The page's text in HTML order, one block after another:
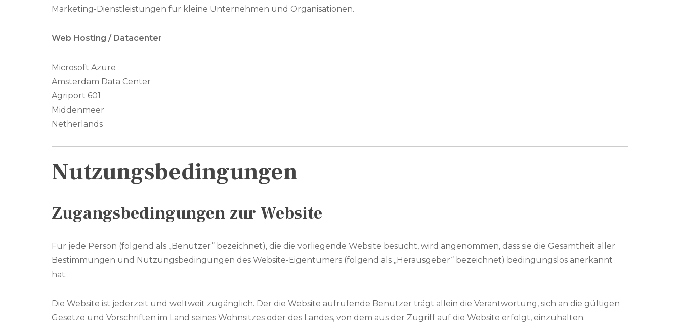
Marketing-Dienstleistungen für kleine Unternehmen und Organisationen.
Web Hosting / Datacenter
Microsoft Azure
Amsterdam Data Center
Agriport 601
Middenmeer
Netherlands
Nutzungsbedingungen
Zugangsbedingungen zur Website
Für jede Person (folgend als „Benutzer“ bezeichnet), die die vorliegende Website besucht, wird angenommen, dass sie die Gesamtheit aller
Bestimmungen und Nutzungsbedingungen des Website-Eigentümers (folgend als „Herausgeber“ bezeichnet) bedingungslos anerkannt
hat.
Die Website ist jederzeit und weltweit zugänglich. Der die Website aufrufende Benutzer trägt allein die Verantwortung, sich an die gültigen
Gesetze und Vorschriften im Land seines Wohnsitzes oder des Landes, von dem aus der Zugriff auf die Website erfolgt, einzuhalten.